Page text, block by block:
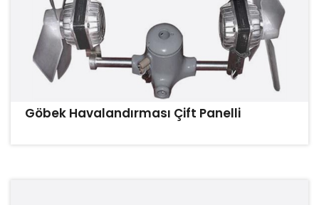
Göbek Havalandırması Çift Panelli